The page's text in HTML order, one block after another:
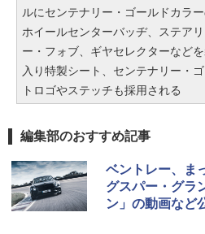
ルにセンテナリー・ゴールドカラ
ホイールセンターバッヂ、ステア
ー・フォブ、ギヤセレクターなど
入り特製シート、センテナリー・
トロゴやステッチも採用される
編集部のおすすめ記事
ベントレー、ま
グスパー・グラ
ン」の動画など